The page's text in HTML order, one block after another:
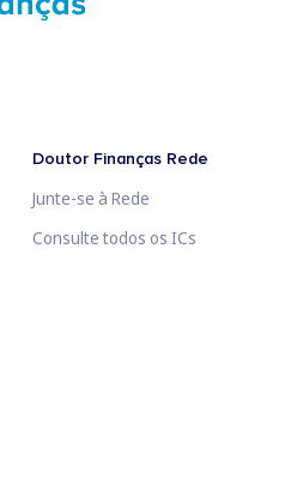
Doutor Finanças Rede
Junte-se à Rede
Consulte todos os ICs